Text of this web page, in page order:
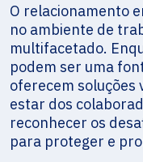
O relacionamento
no ambiente de
multifacetado.
podem ser uma
oferecem soluções
estar dos
reconhecer os
para proteger e